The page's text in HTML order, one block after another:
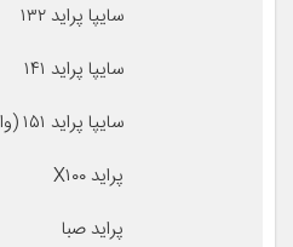
سایپا پراید ۱۳۲
سایپا پراید ۱۴۱
سایپا پراید ۱۵۱ (وانت)
پراید X۱۰۰
پراید صبا